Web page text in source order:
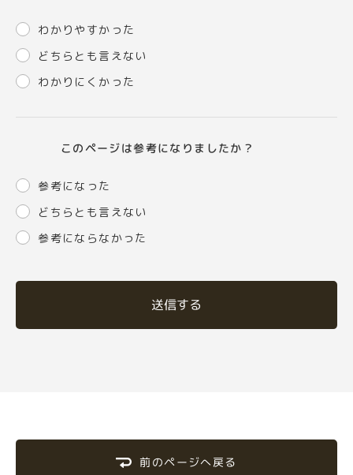
わかりやすかった
どちらとも言えない
わかりにくかった
このページは参考になりましたか？
参考になった
どちらとも言えない
参考にならなかった
送信する
前のページへ戻る